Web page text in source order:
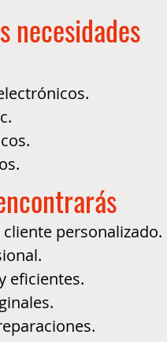
necesidades
personalizado.
eficientes.